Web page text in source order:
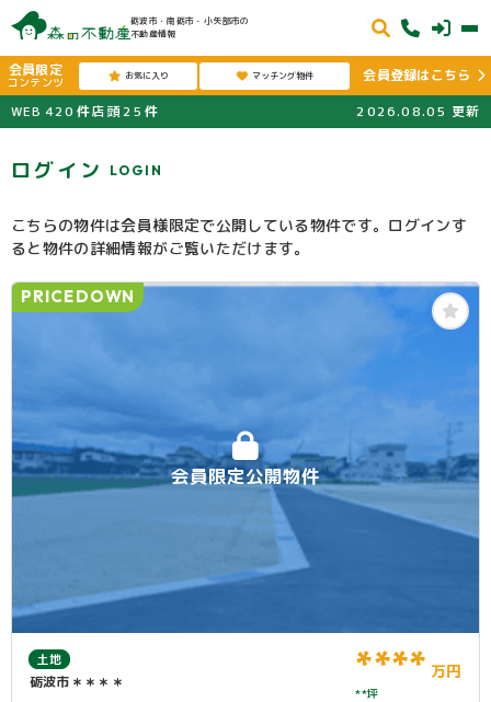
砺波市・南砺市・小矢部市の
不動産情報
会員限定
コンテンツ お気に入り マッチング物件
会員登録はこちら
WEB 420 件店頭25 件 2026.08.05 更新
ログイン LOGIN
こちらの物件は会員様限定で公開している物件です。ログインす
ると物件の詳細情報がご覧いただけます。
会員限定公開物件
PRICEDOWN
土地
砺波市＊＊＊＊ **** 万円
**坪